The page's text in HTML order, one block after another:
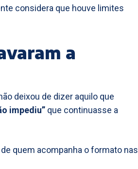
considera que houve limites
a
deixou de dizer aquilo que
impediu” que continuasse a
quem acompanha o formato nas